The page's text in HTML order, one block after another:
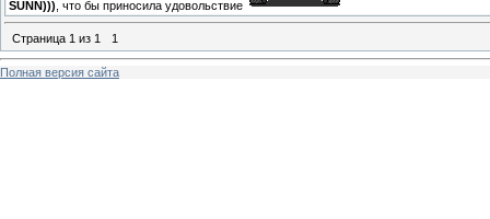
SUNN))) , что бы приносила удовольствие
Страница 1 из 1 1
Полная версия сайта